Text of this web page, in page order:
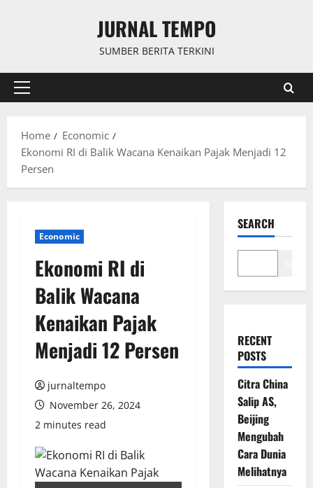
JURNAL TEMPO
SUMBER BERITA TERKINI
Primary
Home
Economic
Ekonomi RI di Balik Wacana Kenaikan Pajak Menjadi 12
Persen
Economic
Ekonomi RI di
Balik Wacana
Kenaikan Pajak
Menjadi 12 Persen
jurnaltempo
November 26, 2024
2 minutes read
SEARCH
RECENT
POSTS
Citra China
Salip AS,
Beijing
Mengubah
Cara Dunia
Melihatnya